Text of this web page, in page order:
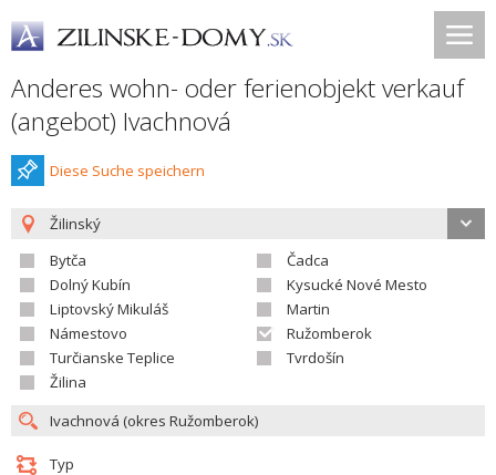
Anderes wohn- oder ferienobjekt verkauf
(angebot) Ivachnová
Diese Suche speichern
Žilinský
Bytča
Čadca
Dolný Kubín
Kysucké Nové Mesto
Liptovský Mikuláš
Martin
Námestovo
Ružomberok
Turčianske Teplice
Tvrdošín
Žilina
Typ